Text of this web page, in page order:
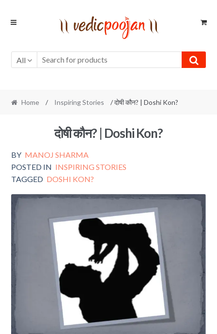
Skip
Skip
All
Home / Inspiring Stories / दोषी कौन? | Doshi Kon?
दोषी कौन? | Doshi Kon?
BY MANOJ SHARMA
POSTED IN INSPIRING STORIES
TAGGED DOSHI KON?